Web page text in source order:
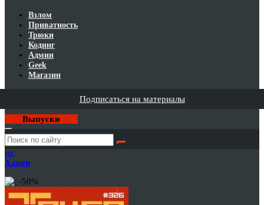
Взлом
Приватность
Трюки
Кодинг
Админ
Geek
Магазин
Подписаться на материалы
Выпуски
Годовая
подписка
на
Хакер
-50%